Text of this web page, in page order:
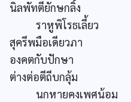
นิลพัทตียักษกลิ้ง
ราหูพิโรธเลี้ยว
สุครีพมือเดียวภา
องคตกับปักษา
ต่างต่อตีถีบกลุ้ม
นกหายคงเพศน้อม